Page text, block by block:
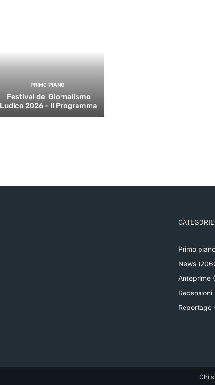
PRIMO PIANO
Festival del Giornalismo
Ludico 2026 – Il Programma
Primo piano
News
Anteprime
Recensioni
Reportage
Chi